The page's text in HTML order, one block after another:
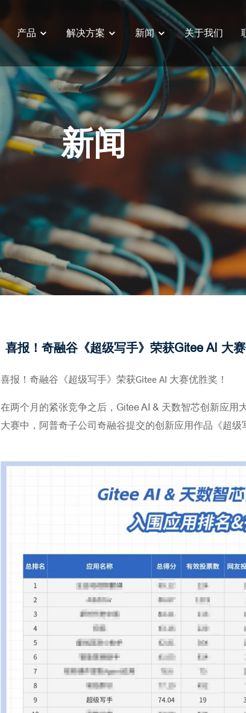
产品 解决方案 新闻 关于我们
新闻
喜报！奇融谷《超级写手》荣获Gitee AI 大赛
喜报！奇融谷《超级写手》荣获Gitee AI 大赛优胜奖！
在两个月的紧张竞争之后， Gitee AI & 天数智芯创新应用
大赛中， 阿普奇子公司奇融谷提交的创新应用作品《超级